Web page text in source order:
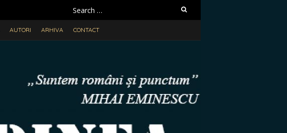
Search
for:
AUTORI ARHIVA CONTACT